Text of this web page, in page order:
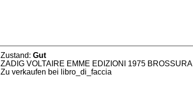
Zustand:Gut
ZADIG VOLTAIRE EMME EDIZIONI 1975 BROSSURA
Zu verkaufen bei libro_di_faccia